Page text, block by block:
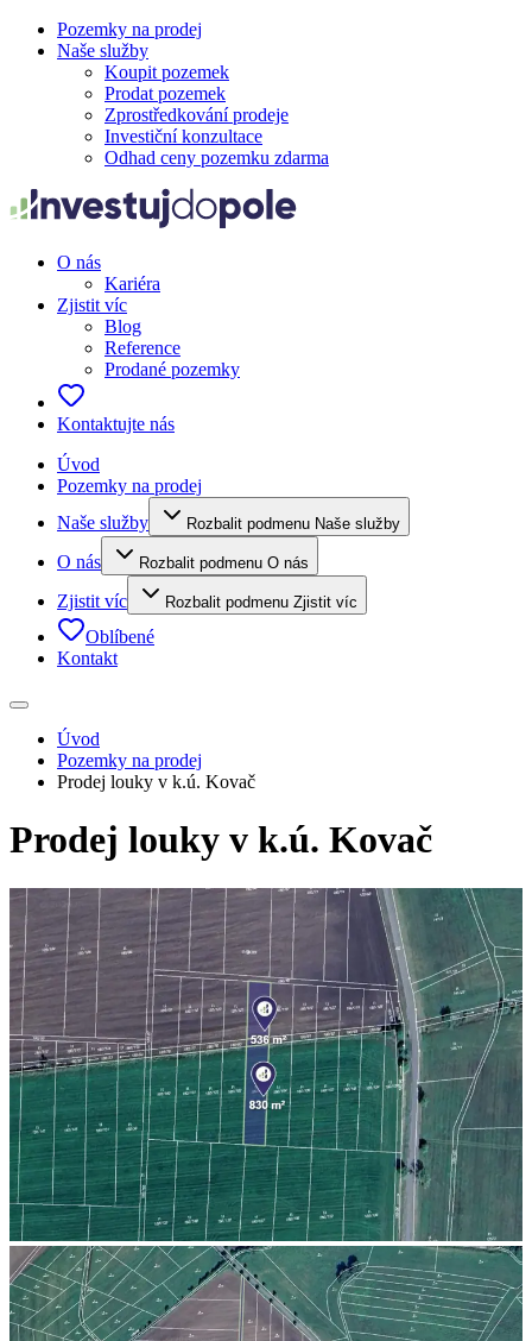
Pozemky na prodej
Naše služby
Koupit pozemek
Prodat pozemek
Zprostředkování prodeje
Investiční konzultace
Odhad ceny pozemku zdarma
O nás
Kariéra
Zjistit víc
Blog
Reference
Prodané pozemky
Kontaktujte nás
Úvod
Pozemky na prodej
Naše služby
Rozbalit podmenu Naše služby
O nás Rozbalit podmenu O nás
Zjistit víc Rozbalit podmenu Zjistit víc
Oblíbené
Kontakt
Úvod
Pozemky na prodej
Prodej louky v k.ú. Kovač
Prodej louky v k.ú. Kovač